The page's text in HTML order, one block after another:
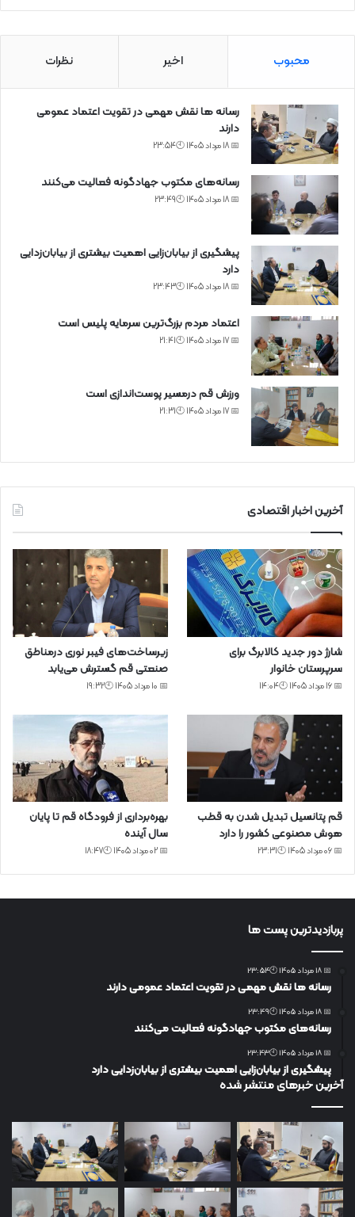
محبوب اخیر نظرات
رسانه ها نقش مهمی در تقویت اعتماد عمومی
دارند
📅 18 مرداد 1405 🕙23:54
رسانه‌های مکتوب جهادگونه فعالیت می‌کنند
📅 18 مرداد 1405 🕙23:49
پیشگیری از بیابان‌زایی اهمیت بیشتری از بیابان‌زدایی
دارد
📅 18 مرداد 1405 🕙23:43
اعتماد مردم بزرگ‌ترین سرمایه پلیس است
📅 17 مرداد 1405 🕙21:41
ورزش قم درمسیر پوست‌اندازی است
📅 17 مرداد 1405 🕙21:31
آخرین اخبار اقتصادی
شارژ دور جدید کالابرگ برای
سرپرستان خانوار
📅 16 مرداد 1405 🕙14:04
زیرساخت‌های فیبر نوری درمناطق
صنعتی قم گسترش می‌یابد
📅 10 مرداد 1405 🕙19:32
قم پتانسیل تبدیل شدن به قطب
هوش مصنوعی کشور را دارد
📅 06 مرداد 1405 🕙23:31
بهره‌برداری از فرودگاه قم تا پایان
سال آینده
📅 02 مرداد 1405 🕙18:47
پربازدیدترین پست ها
📅 18 مرداد 1405 🕙23:54
رسانه ها نقش مهمی در تقویت اعتماد عمومی دارند
📅 18 مرداد 1405 🕙23:49
رسانه‌های مکتوب جهادگونه فعالیت می‌کنند
📅 18 مرداد 1405 🕙23:43
پیشگیری از بیابان‌زایی اهمیت بیشتری از بیابان‌زدایی دارد
آخرین خبرهای منتشر شده